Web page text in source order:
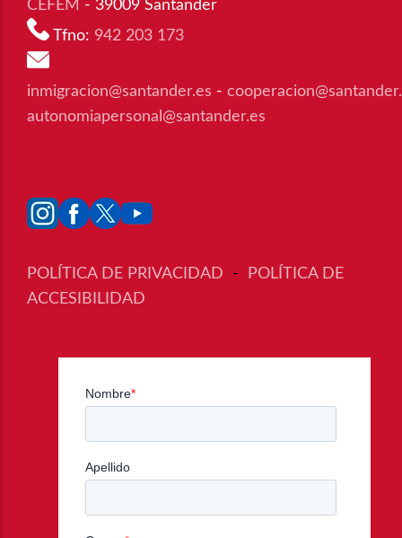
CEFEM - 39009 Santander
Tfno: 942 203 173
inmigracion@santander.es -
autonomiapersonal@santander.es
POLÍTICA DE PRIVACIDAD -
POLÍTICA DE
ACCESIBILIDAD